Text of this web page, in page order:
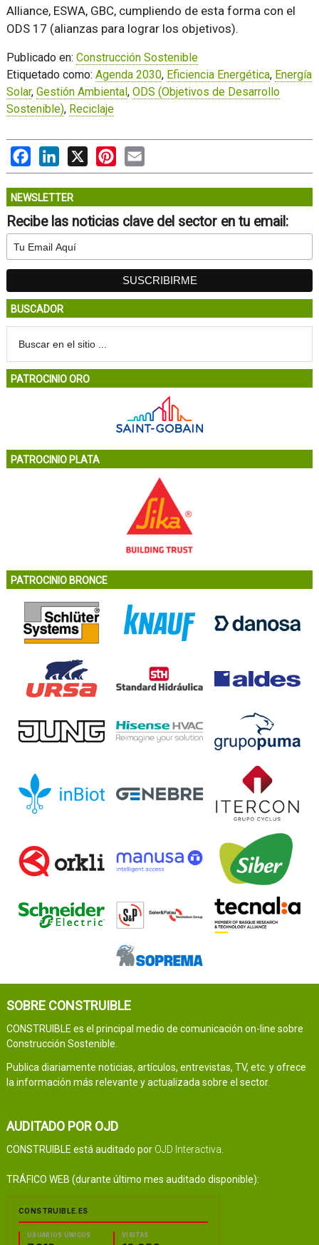
Alliance, ESWA, GBC, cumpliendo de esta forma con el
ODS 17 (alianzas para lograr los objetivos).
Publicado en: Construcción Sostenible
Etiquetado como: Agenda 2030, Eficiencia Energética, Energía
Solar, Gestión Ambiental, ODS (Objetivos de Desarrollo
Sostenible), Reciclaje
FacebookLinkedIn
X PinterestEmail
NEWSLETTER
Recibe las noticias clave del sector en tu email:
BUSCADOR
PATROCINIO ORO
PATROCINIO PLATA
PATROCINIO BRONCE
SOBRE CONSTRUIBLE
CONSTRUIBLE es el principal medio de comunicación on-line sobre
Construcción Sostenible.
Publica diariamente noticias, artículos, entrevistas, TV, etc. y ofrece
la información más relevante y actualizada sobre el sector.
AUDITADO POR OJD
CONSTRUIBLE está auditado por OJD Interactiva.
TRÁFICO WEB (durante último mes auditado disponible):